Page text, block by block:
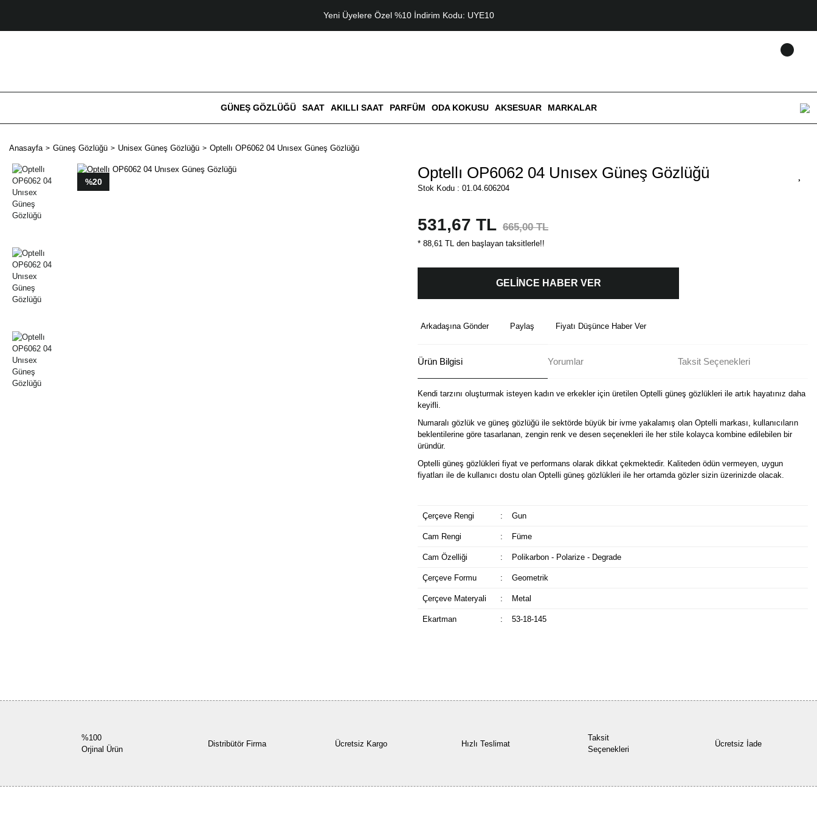
Yeni Üyelere Özel %10 İndirim Kodu: UYE10
GÜNEŞ GÖZLÜĞÜ SAAT AKILLI SAAT PARFÜM ODA KOKUSU AKSESUAR MARKALAR
Anasayfa Güneş Gözlüğü Unisex Güneş Gözlüğü Optellı OP6062 04 Unısex Güneş Gözlüğü
%20 Optellı OP6062 04 Unısex Güneş Gözlüğü
Stok Kodu : 01.04.606204
531,67 TL 665,00 TL
* 88,61 TL den başlayan taksitlerle!!
GELİNCE HABER VER
Arkadaşına Gönder Paylaş Fiyatı Düşünce Haber Ver
Ürün Bilgisi Yorumlar Taksit Seçenekleri
Kendi tarzını oluşturmak isteyen kadın ve erkekler için üretilen Optelli güneş gözlükleri ile artık hayatınız daha
keyifli.
Numaralı gözlük ve güneş gözlüğü ile sektörde büyük bir ivme yakalamış olan Optelli markası, kullanıcıların
beklentilerine göre tasarlanan, zengin renk ve desen seçenekleri ile her stile kolayca kombine edilebilen bir
üründür.
Optelli güneş gözlükleri fiyat ve performans olarak dikkat çekmektedir. Kaliteden ödün vermeyen, uygun
fiyatları ile de kullanıcı dostu olan Optelli güneş gözlükleri ile her ortamda gözler sizin üzerinizde olacak.
Çerçeve Rengi : Gun
Cam Rengi : Füme
Cam Özelliği : Polikarbon - Polarize - Degrade
Çerçeve Formu : Geometrik
Çerçeve Materyali : Metal
Ekartman : 53-18-145
%100
Orjinal Ürün
Distribütör Firma Ücretsiz Kargo Hızlı Teslimat
Taksit
Seçenekleri
Ücretsiz İade